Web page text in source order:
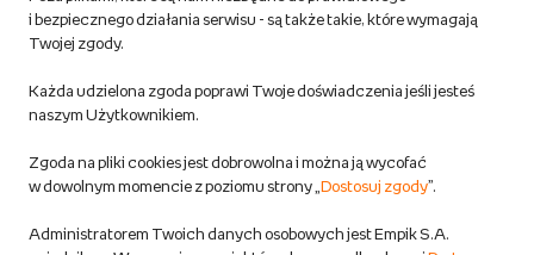
Twój profil
Warunki dostawy
Warunki dostawy do salonów Empik
Do 100 zł na pierwsze zakupy w aplikacji. Pobierz i
ze środków Funduszy Europejskich
i bezpiecznego działania serwisu - są także takie, które wymagają
Twojej zgody.
Każda udzielona zgoda poprawi Twoje doświadczenia jeśli jesteś
naszym Użytkownikiem.
Zgoda na pliki cookies jest dobrowolna i można ją wycofać
w dowolnym momencie z poziomu strony „ Dostosuj zgody”.
Administratorem Twoich danych osobowych jest Empik S.A.